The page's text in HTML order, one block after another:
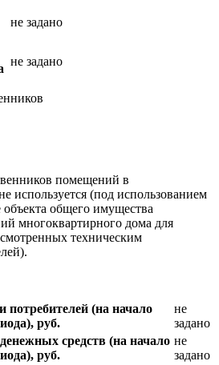
не задано
не задано
помещений в
используется (под использованием
общего имущества
многоквартирного дома для
техническим
(на начало
руб.
не
задано
средств (на начало
руб.
не
задано